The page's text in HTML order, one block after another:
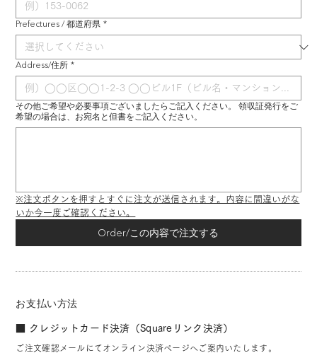
Prefectures / 都道府県 *
Address/住所 *
その他ご希望や必要事項ございましたらご記入ください。 領収証発行をご
希望の場合は、お宛名と但書をご記入ください。
※注文ボタンを押すとすぐに注文が送信されます。内容に間違いがな
いか今一度ご確認ください。
Order/この内容で注文する
お支払い方法
■ クレジットカード決済（Squareリンク決済）
ご注文確認メールにてオンライン決済ページへご案内いたします。